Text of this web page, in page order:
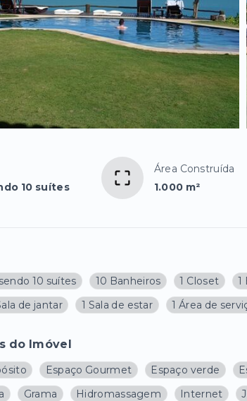
10 suítes
Área Construída
1.000 m²
10 suítes 10 Banheiros 1 Closet 1
de jantar 1 Sala de estar 1 Área de
do Imóvel
Espaço Gourmet Espaço verde
Grama Hidromassagem Internet